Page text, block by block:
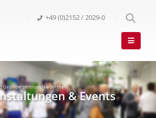
+49 (0)2152 / 2029-0